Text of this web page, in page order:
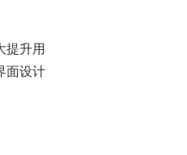
提升用
面设计